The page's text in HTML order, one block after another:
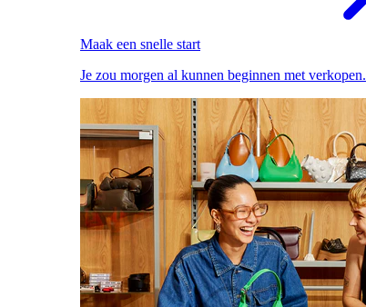
Maak een snelle start
Je zou morgen al kunnen beginnen met verkopen.